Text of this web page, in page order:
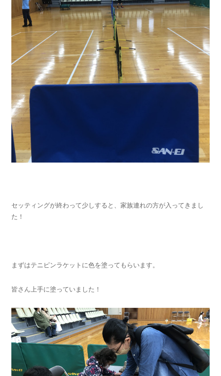
セッティングが終わって少しすると、家族連れの方が入ってきまし
た！
まずはテニピンラケットに色を塗ってもらいます。
皆さん上手に塗っていました！